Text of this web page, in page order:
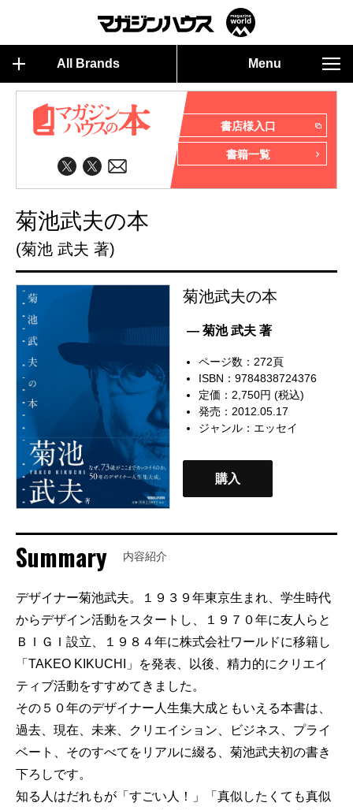
All Brands Menu
書店様入口
書籍一覧
菊池武夫の本
(菊池 武夫 著)
菊池武夫の本
— 菊池 武夫 著
ページ数：272頁
ISBN：9784838724376
定価：2,750円 (税込)
発売：2012.05.17
ジャンル： エッセイ
購入
Summary 内容紹介
デザイナー菊池武夫。１９３９年東京生まれ、学生時代
からデザイン活動をスタートし、１９７０年に友人らと
ＢＩＧＩ設立、１９８４年に株式会社ワールドに移籍し
「TAKEO KIKUCHI」を発表、以後、精力的にクリエイ
ティブ活動をすすめてきました。
その５０年のデザイナー人生集大成ともいえる本書は、
過去、現在、未来、クリエイション、ビジネス、プライ
ベート、そのすべてをリアルに綴る、菊池武夫初の書き
下ろしです。
知る人はだれもが「すごい人！」「真似したくても真似